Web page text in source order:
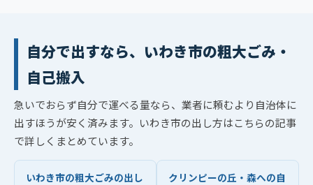
自分で出すなら、いわき市の粗大ごみ・
自己搬入
急いでおらず自分で運べる量なら、業者に頼むより自治体に
出すほうが安く済みます。いわき市の出し方はこちらの記事
で詳しくまとめています。
いわき市の粗大ごみの出し
クリンピーの丘・森への自